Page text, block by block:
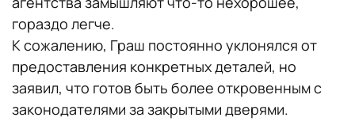
гораздо легче.
К сожалению, Граш постоянно уклонялся от
предоставления конкретных деталей, но
заявил, что готов быть более откровенным с
законодателями за закрытыми дверями.